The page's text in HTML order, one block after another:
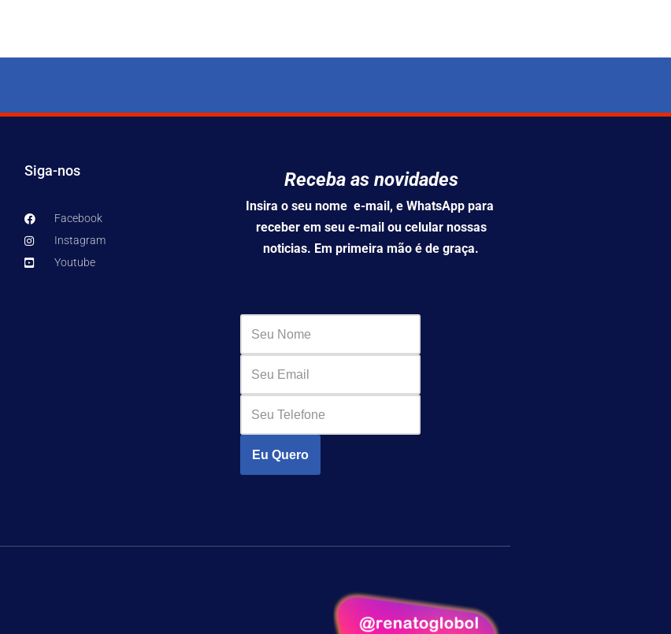
Siga-nos
Facebook
Instagram
Youtube
Receba as novidades
Insira o seu nome e-mail, e WhatsApp para
receber em seu e-mail ou celular nossas
noticias. Em primeira mão é de graça.
Eu Quero